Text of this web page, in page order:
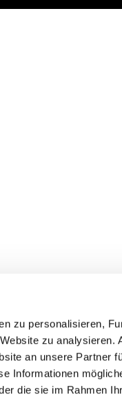
zu personalisieren,
zu analysieren.
an unsere Partner
Informationen
die sie im Rahmen